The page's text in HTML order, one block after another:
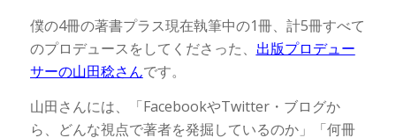
僕の4冊の著書プラス現在執筆中の1冊、計5冊すべて
のプロデュースをしてくださった、 出版プロデュー
サーの山田稔さんです。
山田さんには、「FacebookやTwitter・ブログか
ら、どんな視点で著者を発掘しているのか」「何冊